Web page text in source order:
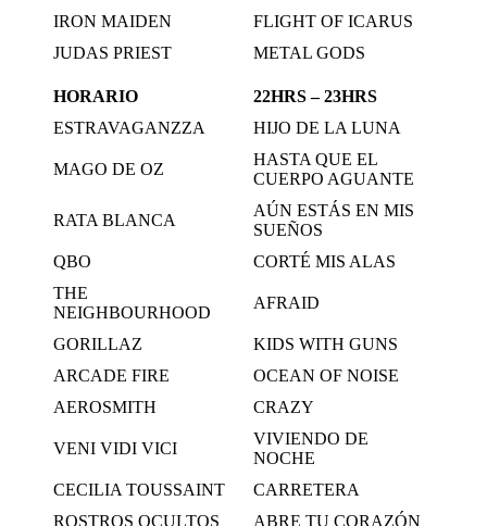
IRON MAIDEN
FLIGHT OF ICARUS
JUDAS PRIEST
METAL GODS
HORARIO
22HRS – 23HRS
ESTRAVAGANZZA
HIJO DE LA LUNA
MAGO DE OZ
HASTA QUE EL
CUERPO AGUANTE
RATA BLANCA
AÚN ESTÁS EN MIS
SUEÑOS
QBO
CORTÉ MIS ALAS
THE
NEIGHBOURHOOD
AFRAID
GORILLAZ
KIDS WITH GUNS
ARCADE FIRE
OCEAN OF NOISE
AEROSMITH
CRAZY
VENI VIDI VICI
VIVIENDO DE
NOCHE
CECILIA TOUSSAINT
CARRETERA
ROSTROS OCULTOS
ABRE TU CORAZÓN